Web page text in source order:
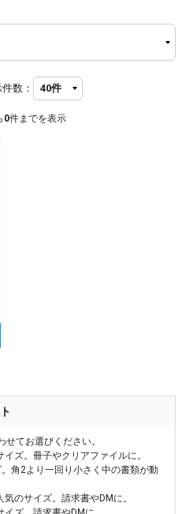
数：
0件までを表示
てお選びください。
ズ。冊子やクリアファイルに。
角2より一回り小さく中の書類が動
のサイズ。請求書やDMに。